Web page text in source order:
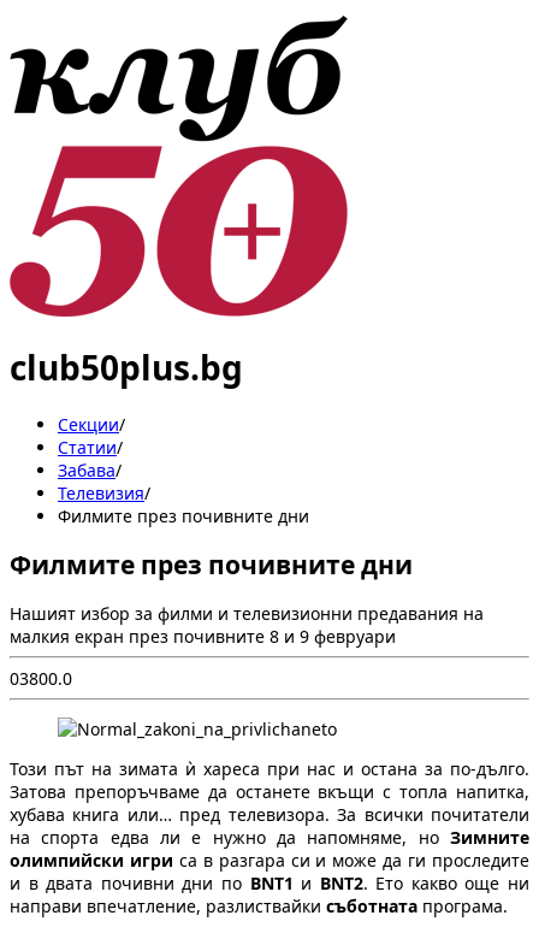
club50plus.bg
Секции/
Статии/
Забава/
Телевизия/
Филмите през почивните дни
Филмите през почивните дни
Нашият избор за филми и телевизионни предавания на
малкия екран през почивните 8 и 9 февруари
03800.0
Този път на зимата ѝ хареса при нас и остана за по-дълго.
Затова препоръчваме да останете вкъщи с топла напитка,
хубава книга или… пред телевизора. За всички почитатели
на спорта едва ли е нужно да напомняме, но Зимните
олимпийски игри са в разгара си и може да ги проследите
и в двата почивни дни по BNT1 и BNT2. Ето какво още ни
направи впечатление, разлиствайки съботната програма.